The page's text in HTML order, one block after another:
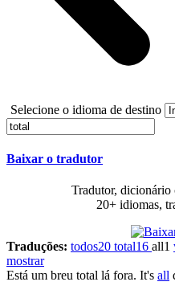
Selecione o idioma de destino
Baixar o tradutor
Tradutor, dicionário
20+ idiomas,
Traduções: todos20 total16 all1
mostrar
Está um breu total lá fora. It's all